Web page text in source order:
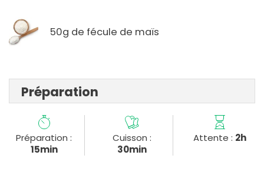
50g de fécule de maïs
Préparation
Préparation :
15min
Cuisson :
30min
Attente : 2h